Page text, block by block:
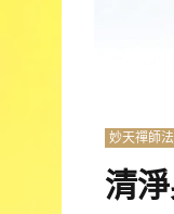
妙天禪師
清